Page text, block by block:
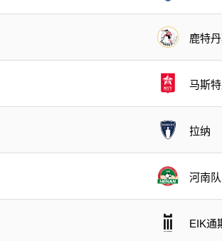
鹿特
马斯
拉纳
河南队
EIK通